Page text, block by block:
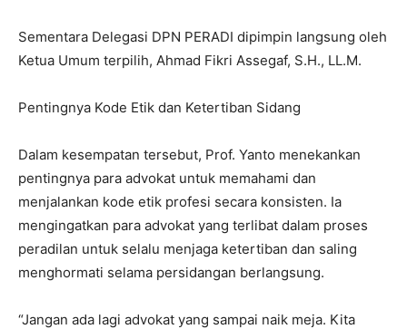
Sementara Delegasi DPN PERADI dipimpin langsung oleh
Ketua Umum terpilih, Ahmad Fikri Assegaf, S.H., LL.M.
Pentingnya Kode Etik dan Ketertiban Sidang
Dalam kesempatan tersebut, Prof. Yanto menekankan
pentingnya para advokat untuk memahami dan
menjalankan kode etik profesi secara konsisten. Ia
mengingatkan para advokat yang terlibat dalam proses
peradilan untuk selalu menjaga ketertiban dan saling
menghormati selama persidangan berlangsung.
“Jangan ada lagi advokat yang sampai naik meja. Kita